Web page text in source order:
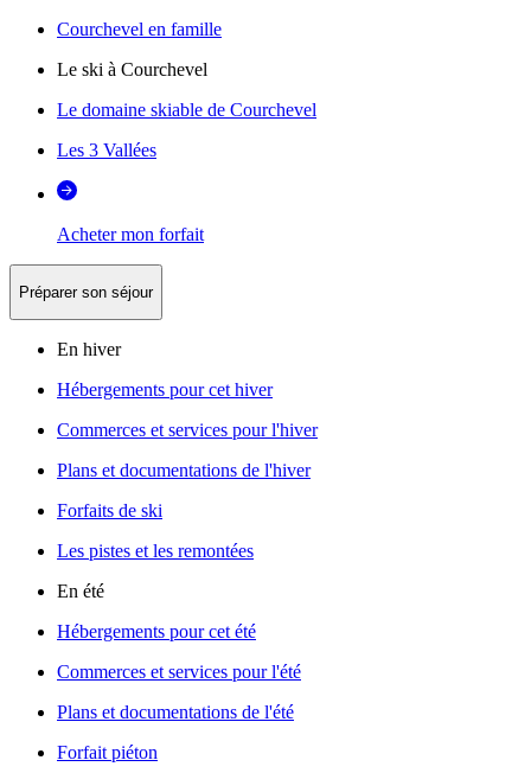
Courchevel en famille
Le ski à Courchevel
Le domaine skiable de Courchevel
Les 3 Vallées
Acheter mon forfait
Préparer son séjour
En hiver
Hébergements pour cet hiver
Commerces et services pour l'hiver
Plans et documentations de l'hiver
Forfaits de ski
Les pistes et les remontées
En été
Hébergements pour cet été
Commerces et services pour l'été
Plans et documentations de l'été
Forfait piéton